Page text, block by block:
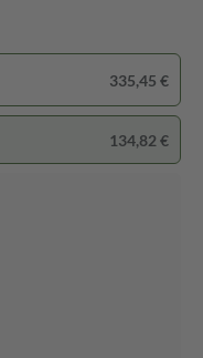
335,45 €
134,82 €